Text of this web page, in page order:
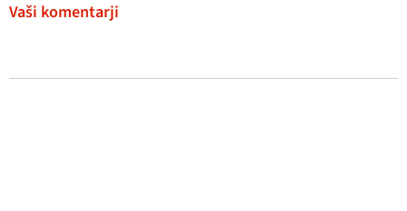
Vaši komentarji